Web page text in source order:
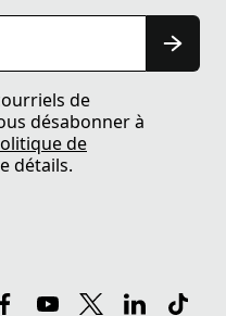
de
désabonner à
de
détails.